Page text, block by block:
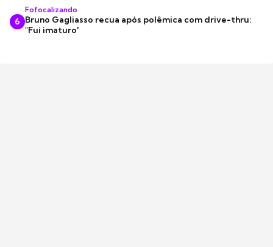
6
Fofocalizando
Bruno Gagliasso recua após polêmica com drive-thru:
"Fui imaturo"